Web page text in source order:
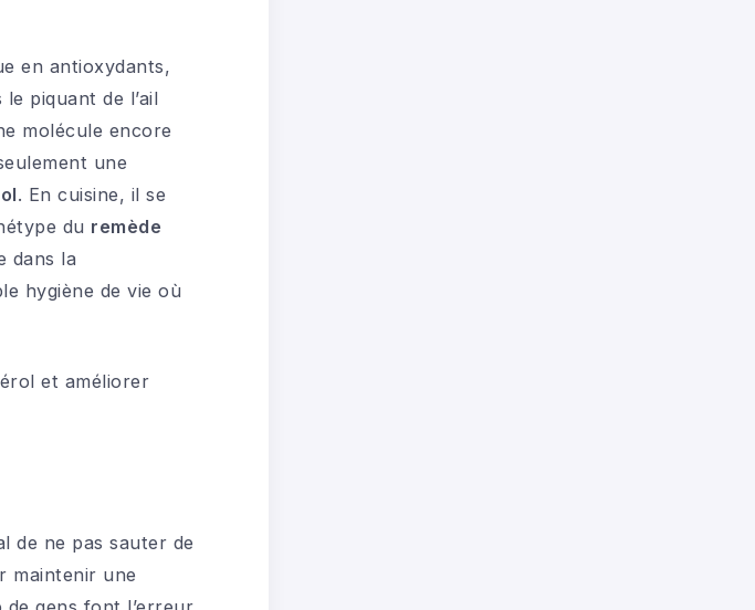
en antioxydants,
piquant de l’ail
molécule encore
une
. En cuisine, il se
du remède
dans la
hygiène de vie où
de ne pas sauter de
maintenir une